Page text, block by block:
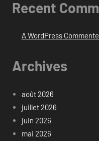
Recent
A WordPress
Archives
août 2026
juillet 2026
juin 2026
mai 2026